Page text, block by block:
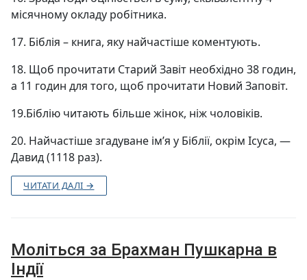
місячному окладу робітника.
17. Біблія – книга, яку найчастіше коментують.
18. Щоб прочитати Старий Завіт необхідно 38 годин,
а 11 годин для того, щоб прочитати Новий Заповіт.
19.Біблію читають більше жінок, ніж чоловіків.
20. Найчастіше згадуване імʼя у Біблії, окрім Ісуса, —
Давид (1118 раз).
ЧИТАТИ ДАЛІ →
Моліться за Брахман Пушкарна в
Індії